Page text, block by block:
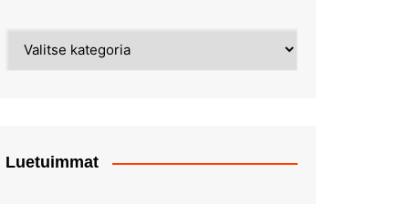
Värien sinfonian alkusoitto:
Alppiruusupuiston
vaalipäivänä
Luetuimmat